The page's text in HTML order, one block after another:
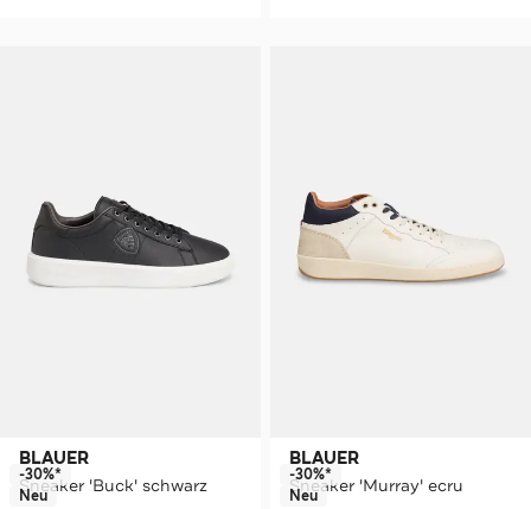
BLAUER
Sneaker 'Buck' schwarz
-30%*
Neu
BLAUER
Sneaker 'Murray' ecru
-30%*
Neu